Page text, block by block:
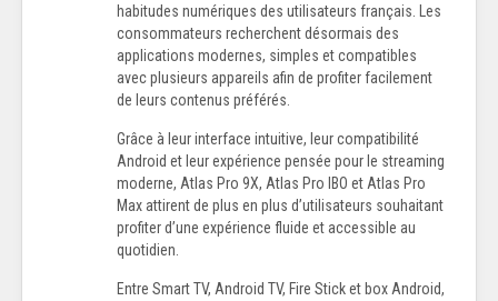
habitudes numériques des utilisateurs français. Les
consommateurs recherchent désormais des
applications modernes, simples et compatibles
avec plusieurs appareils afin de profiter facilement
de leurs contenus préférés.
Grâce à leur interface intuitive, leur compatibilité
Android et leur expérience pensée pour le streaming
moderne, Atlas Pro 9X, Atlas Pro IBO et Atlas Pro
Max attirent de plus en plus d’utilisateurs souhaitant
profiter d’une expérience fluide et accessible au
quotidien.
Entre Smart TV, Android TV, Fire Stick et box Android,